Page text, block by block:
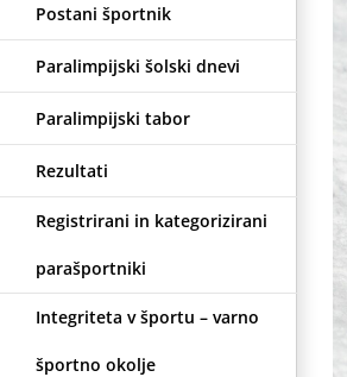
Postani športnik
Paralimpijski šolski dnevi
Paralimpijski tabor
Rezultati
Registrirani in kategorizirani
parašportniki
Integriteta v športu – varno
športno okolje